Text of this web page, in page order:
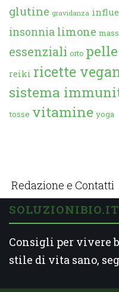
glutine gravidanza
insonnia limone
essenziali orto
reiki ricette
sistema
tosse vitamine yoga
Redazione e Contatti
SOLUZIONIBIO.IT
Consigli per vivere
stile di vita sano,